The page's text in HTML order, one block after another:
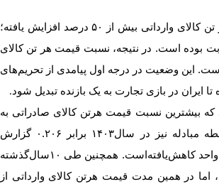
کالای وارداتی بیش از ۵۰ درصد افزایش یافته؛
بوده است. در نتیجه، نسبت قیمت هر تن کالای
این وضعیت در درجه اول پیامدی از تحریم‌های
در بازی تجارت به یک بازنده تبدیل شود.
بیشترین نسبت قیمت هر‌تن کالای صادراتی به
وارداتی در سال‌۱۳۹۴ ‌ برابر ۰.۳۷ حاصل شده‌است. کم‌ترین رابطه مبادله نیز در سال‌۱۴۰۳ ‌برابر ۰.۲۰۶ گزارش
شده‌است، بنابراین رابطه مبادله در این بازه زمانی ۱۰‌ساله ۰.۱۶۴ واحد کاهش‌یافته‌است. همچنین طی ۱۰سال‌گذشته
در بازه ۴۰۰‌دلار نوسان داشته، اما در همین مدت قیمت هر‌تن کالای وارداتی از